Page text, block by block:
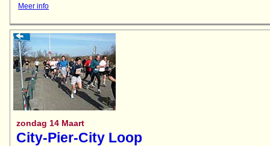
Meer info
zondag 14 Maart
City-Pier-City Loop